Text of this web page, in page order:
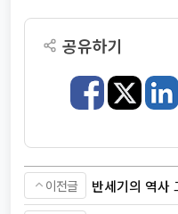
공유하기
이전글
반세기의 역사
직도 유효한가?